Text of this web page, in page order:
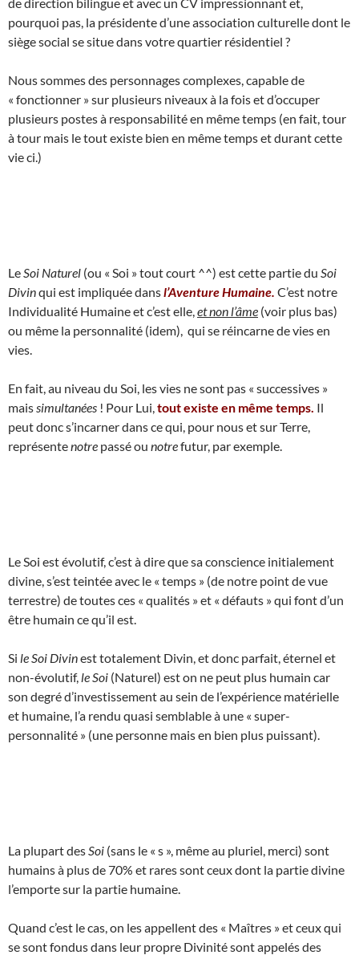
pourquoi pas, la présidente d’une association culturelle dont le
siège social se situe dans votre quartier résidentiel ?
Nous sommes des personnages complexes, capable de
« fonctionner » sur plusieurs niveaux à la fois et d’occuper
plusieurs postes à responsabilité en même temps (en fait, tour
à tour mais le tout existe bien en même temps et durant cette
vie ci.)
Le Soi Naturel (ou « Soi » tout court ^^) est cette partie du Soi
Divinqui est impliquée dansl’Aventure Humaine. C’est notre
Individualité Humaine et c’est elle, et non l’âme (voir plus bas)
ou même la personnalité (idem), qui se réincarne de vies en
vies.
En fait, au niveau du Soi, les vies ne sont pas « successives »
mais simultanées ! Pour Lui, tout existe en même temps. Il
peut donc s’incarner dans ce qui, pour nous et sur Terre,
représentenotre passé ou notrefutur, par exemple.
Le Soi est évolutif, c’est à dire que sa conscience initialement
divine, s’est teintée avec le « temps » (de notre point de vue
terrestre) de toutes ces « qualités » et « défauts » qui font d’un
être humain ce qu’il est.
Si le Soi Divinest totalement Divin, et donc parfait, éternel et
non-évolutif, le Soi (Naturel) est on ne peut plus humain car
son degré d’investissement au sein de l’expérience matérielle
et humaine, l’a rendu quasi semblable à une « super-
personnalité » (une personne mais en bien plus puissant).
La plupart des Soi (sans le « s », même au pluriel, merci) sont
humains à plus de 70% et rares sont ceux dont la partie divine
l’emporte sur la partie humaine.
Quand c’est le cas, on les appellent des « Maîtres » et ceux qui
se sont fondus dans leur propre Divinité sont appelés des